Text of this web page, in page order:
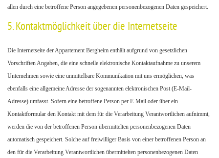
allen durch eine betroffene Person angegebenen personenbezogenen Daten gespeichert.
5. Kontaktmöglichkeit über die Internetseite
Die Internetseite der Appartement Bergheim enthält aufgrund von gesetzlichen
Vorschriften Angaben, die eine schnelle elektronische Kontaktaufnahme zu unserem
Unternehmen sowie eine unmittelbare Kommunikation mit uns ermöglichen, was
ebenfalls eine allgemeine Adresse der sogenannten elektronischen Post (E-Mail-
Adresse) umfasst. Sofern eine betroffene Person per E-Mail oder über ein
Kontaktformular den Kontakt mit dem für die Verarbeitung Verantwortlichen aufnimmt,
werden die von der betroffenen Person übermittelten personenbezogenen Daten
automatisch gespeichert. Solche auf freiwilliger Basis von einer betroffenen Person an
den für die Verarbeitung Verantwortlichen übermittelten personenbezogenen Daten